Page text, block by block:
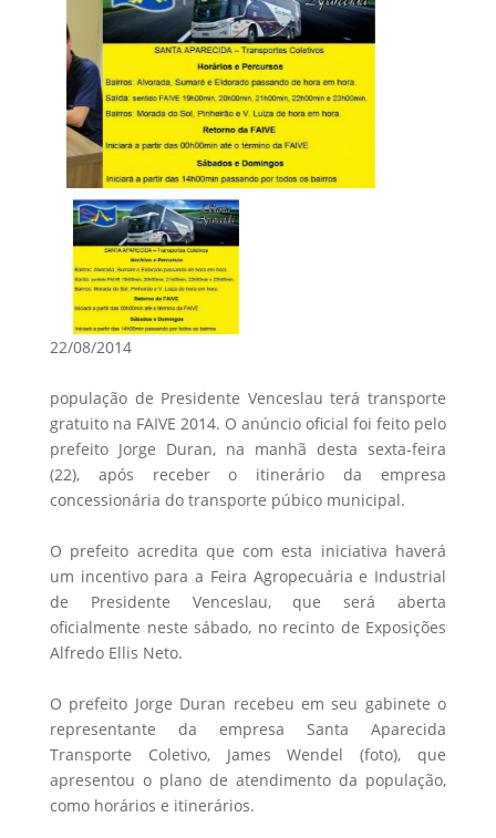
22/08/2014
população de Presidente Venceslau terá transporte
gratuito na FAIVE 2014. O anúncio oficial foi feito pelo
prefeito Jorge Duran, na manhã desta sexta-feira
(22), após receber o itinerário da empresa
concessionária do transporte púbico municipal.
O prefeito acredita que com esta iniciativa haverá
um incentivo para a Feira Agropecuária e Industrial
de Presidente Venceslau, que será aberta
oficialmente neste sábado, no recinto de Exposições
Alfredo Ellis Neto.
O prefeito Jorge Duran recebeu em seu gabinete o
representante da empresa Santa Aparecida
Transporte Coletivo, James Wendel (foto), que
apresentou o plano de atendimento da população,
como horários e itinerários.